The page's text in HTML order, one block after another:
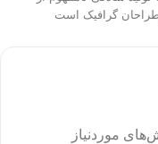
گرافیک است
موردنیاز